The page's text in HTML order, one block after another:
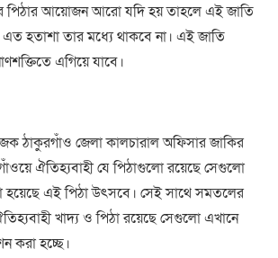
পিঠারআয়োজনআরোযদিহয়তাহলেএইজাতি
এতহতাশাতারমধ্যেথাকবেনা। এইজাতি
এগিয়েযাবে।
ঠাকুরগাঁও জেলাকালচারালঅফিসারজাকির
ঐতিহ্যবাহীযেপিঠাগুলোরয়েছেসেগুলো
হয়েছেএইপিঠাউৎসবে। সেইসাথেসমতলের
খাদ্যও পিঠারয়েছেসেগুলোএখানে
করাহচ্ছে।